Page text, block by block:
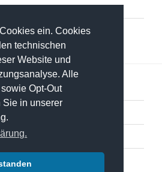
ein. Cookies
technischen
Website und
Alle
Opt-Out
Sie in unserer